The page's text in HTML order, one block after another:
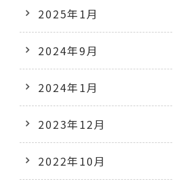
2025年1月
2024年9月
2024年1月
2023年12月
2022年10月